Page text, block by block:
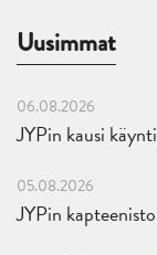
Uusimmat
06.08.2026
JYPin kausi
05.08.2026
JYPin